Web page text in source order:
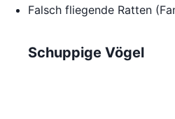
Falsch fliegende Ratten
Schuppige Vögel